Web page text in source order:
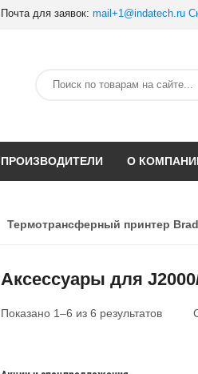
Почта для заявок: mail+1@indatech.ru
ПРОИЗВОДИТЕЛИ О
Термотрансферный принтер
Аксессуары для
Показано 1–6 из 6 результатов